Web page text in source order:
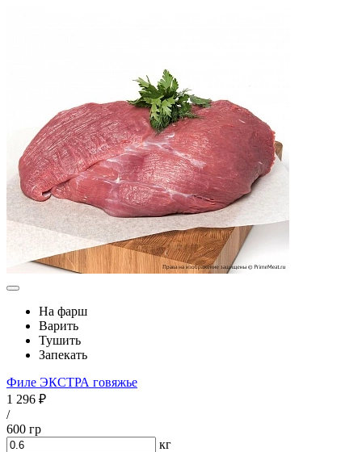
На фарш
Варить
Тушить
Запекать
Филе ЭКСТРА говяжье
1 296 ₽
/
600 гр
кг